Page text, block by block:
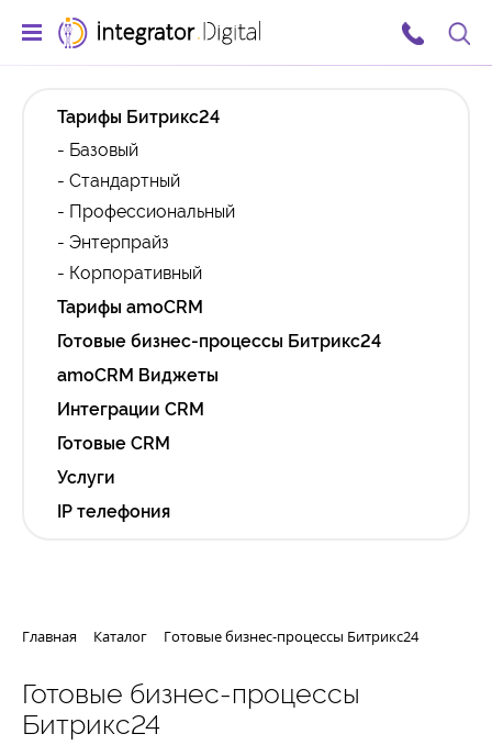
Тарифы Битрикс24
- Базовый
- Стандартный
- Профессиональный
- Энтерпрайз
- Корпоративный
Тарифы amoCRM
Готовые бизнес-процессы Битрикс24
amoCRM Виджеты
Интеграции CRM
Готовые CRM
Услуги
IP телефония
Главная Каталог Готовые бизнес-процессы Битрикс24
Готовые бизнес-процессы
Битрикс24